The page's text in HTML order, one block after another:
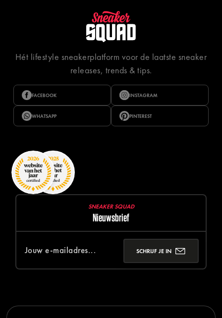
Hét lifestyle sneakerplatform voor de laatste sneaker
releases, trends & tips.
FACEBOOK INSTAGRAM
WHATSAPP PINTEREST
SNEAKER SQUAD
Nieuwsbrief
SCHRIJF JE IN